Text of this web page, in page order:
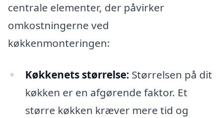
centrale elementer, der påvirker
omkostningerne ved
køkkenmonteringen:
Køkkenets størrelse: Størrelsen på dit
køkken er en afgørende faktor. Et
større køkken kræver mere tid og